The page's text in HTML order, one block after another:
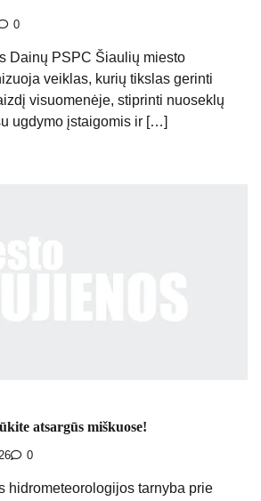
0
Dainų PSPC Šiaulių miesto
veiklas, kurių tikslas gerinti
visuomenėje, stiprinti nuoseklų
ugdymo įstaigomis ir […]
atsargūs miškuose!
0
hidrometeorologijos tarnyba prie